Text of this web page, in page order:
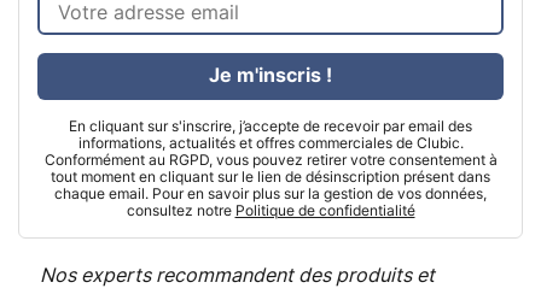
En cliquant sur s'inscrire, j’accepte de recevoir par email des
informations, actualités et offres commerciales de Clubic.
Conformément au RGPD, vous pouvez retirer votre consentement à
tout moment en cliquant sur le lien de désinscription présent dans
chaque email. Pour en savoir plus sur la gestion de vos données,
consultez notre Politique de confidentialité
Je m'inscris !
Nos experts recommandent des produits et